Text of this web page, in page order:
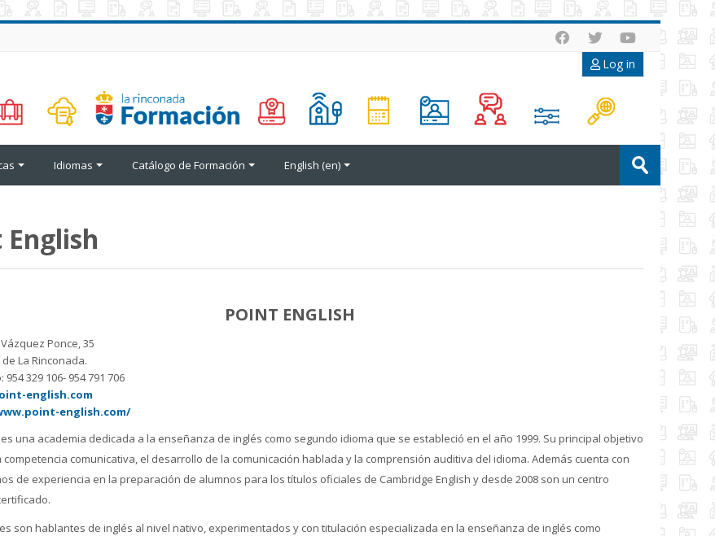
Log in
Idiomas Catálogo de Formación English ‎(en)‎ Submit
POINT ENGLISH
Ponce, 35
de La Rinconada.
329 106- 954 791 706
english.com
english.com/
una academia dedicada a la enseñanza de inglés como segundo idioma que se estableció en el año 1999. Su principal objetivo
competencia comunicativa, el desarrollo de la comunicación hablada y la comprensión auditiva del idioma. Además cuenta con
de experiencia en la preparación de alumnos para los títulos oficiales de Cambridge English y desde 2008 son un centro
son hablantes de inglés al nivel nativo, experimentados y con titulación especializada en la enseñanza de inglés como